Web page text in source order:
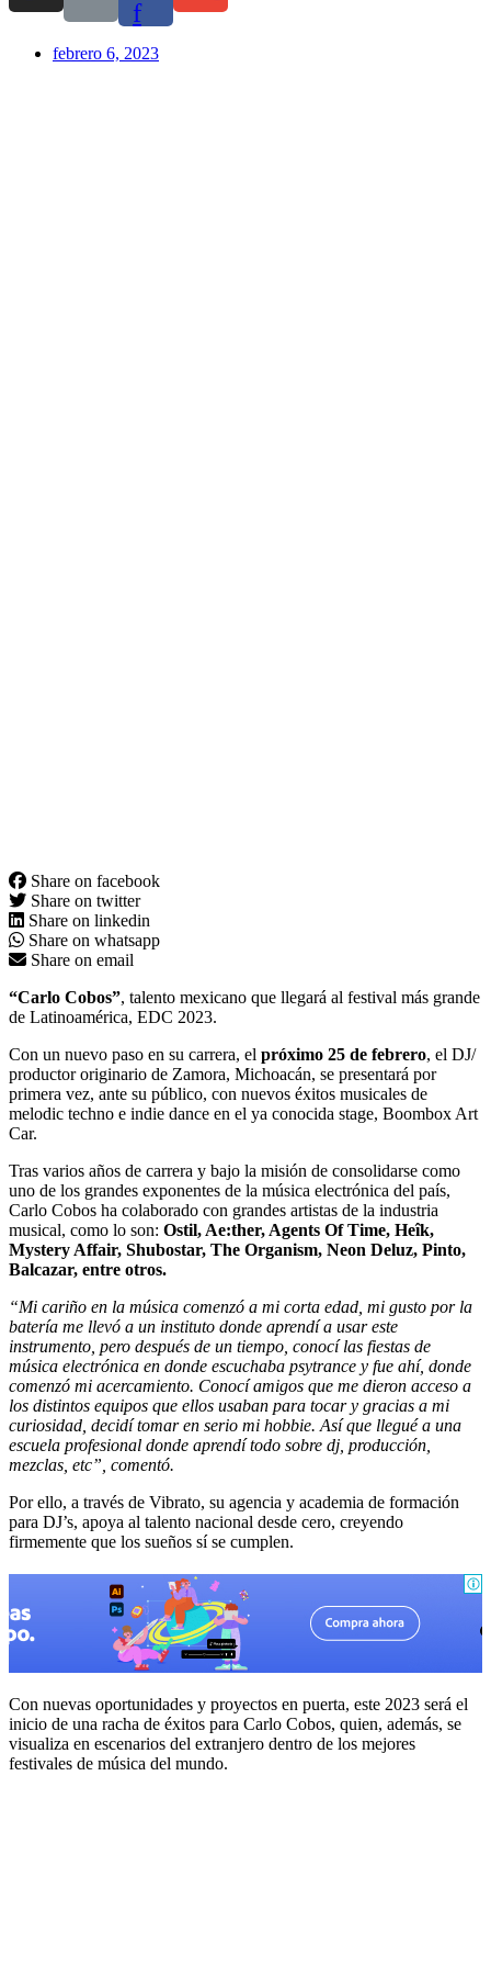
f
febrero 6, 2023
Share on facebook
Share on twitter
Share on linkedin
Share on whatsapp
Share on email
“Carlo Cobos”, talento mexicano que llegará al festival más grande
de Latinoamérica, EDC 2023.
Con un nuevo paso en su carrera, el próximo 25 de febrero, el DJ/
productor originario de Zamora, Michoacán, se presentará por
primera vez, ante su público, con nuevos éxitos musicales de
melodic techno e indie dance en el ya conocida stage, Boombox Art
Car.
Tras varios años de carrera y bajo la misión de consolidarse como
uno de los grandes exponentes de la música electrónica del país,
Carlo Cobos ha colaborado con grandes artistas de la industria
musical, como lo son: Ostil, Ae:ther, Agents Of Time, Heîk,
Mystery Affair, Shubostar, The Organism, Neon Deluz, Pinto,
Balcazar, entre otros.
“Mi cariño en la música comenzó a mi corta edad, mi gusto por la
batería me llevó a un instituto donde aprendí a usar este
instrumento, pero después de un tiempo, conocí las fiestas de
música electrónica en donde escuchaba psytrance y fue ahí, donde
comenzó mi acercamiento. Conocí amigos que me dieron acceso a
los distintos equipos que ellos usaban para tocar y gracias a mi
curiosidad, decidí tomar en serio mi hobbie. Así que llegué a una
escuela profesional donde aprendí todo sobre dj, producción,
mezclas, etc”, comentó.
Por ello, a través de Vibrato, su agencia y academia de formación
para DJ’s, apoya al talento nacional desde cero, creyendo
firmemente que los sueños sí se cumplen.
Con nuevas oportunidades y proyectos en puerta, este 2023 será el
inicio de una racha de éxitos para Carlo Cobos, quien, además, se
visualiza en escenarios del extranjero dentro de los mejores
festivales de música del mundo.